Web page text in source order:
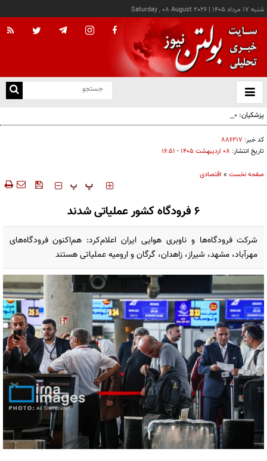
شنبه ۱۷ مرداد ۱۴۰۵ |
Saturday , 08 August 2026
باز
و
پزشکیان: خدمت بی‌منت و مشارکت مردمی، پایه حل مشکلات کشور است
کد خبر: ۸۸۶۲۱۷
تاریخ انتشار: ۰۸ ارديبهشت ۱۴۰۵ - ۱۶:۵۱
صفحه نخست » اقتصادی
‍‍‍ پ پ
۶ فرودگاه‌ کشور عملیاتی شدند
شرکت فرودگاه‌ها و ناوبری هوایی ایران اعلام‌کرد:‌ هم‌اکنون فرودگاه‌های
مهرآباد، مشهد، شیراز، زاهدان، گرگان و ارومیه عملیاتی هستند